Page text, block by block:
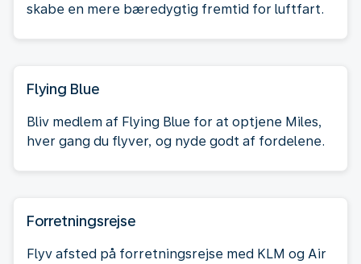
skabe en mere bæredygtig fremtid for luftfart.
Flying Blue
Bliv medlem af Flying Blue for at optjene Miles,
hver gang du flyver, og nyde godt af fordelene.
Forretningsrejse
Flyv afsted på forretningsrejse med KLM og Air